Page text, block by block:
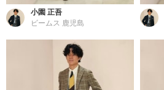
小園 正吾
ビームス 鹿児島